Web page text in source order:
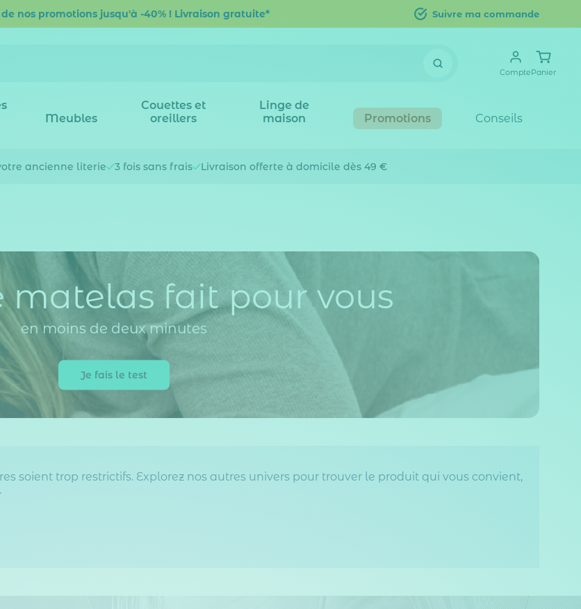
nos promotions jusqu'à -40% ! Livraison gratuite* Suivre ma commande
ComptePanier
Meubles
Couettes et
oreillers
Linge de
maison
Promotions Conseils
ancienne literie 3 fois sans frais Livraison offerte à domicile dès 49 €
matelas fait pour vous
en moins de deux minutes
Je fais le test
soient trop restrictifs. Explorez nos autres univers pour trouver le produit qui vous convient,